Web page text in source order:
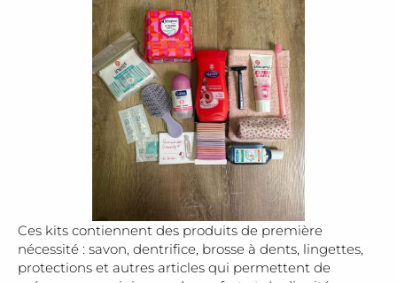
Ces kits contiennent des produits de première
nécessité : savon, dentrifice, brosse à dents, lingettes,
protections et autres articles qui permettent de